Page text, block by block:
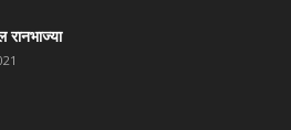
रानभाज्या